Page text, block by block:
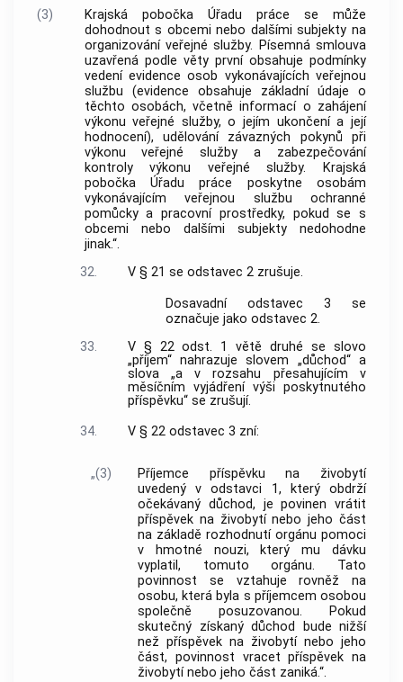
(3)
Krajská pobočka Úřadu práce se může
dohodnout s obcemi nebo dalšími subjekty na
organizování veřejné služby. Písemná smlouva
uzavřená podle věty první obsahuje podmínky
vedení evidence osob vykonávajících veřejnou
službu (evidence obsahuje základní údaje o
těchto osobách, včetně informací o zahájení
výkonu veřejné služby, o jejím ukončení a její
hodnocení), udělování závazných pokynů při
výkonu veřejné služby a zabezpečování
kontroly výkonu veřejné služby. Krajská
pobočka Úřadu práce poskytne osobám
vykonávajícím veřejnou službu ochranné
pomůcky a pracovní prostředky, pokud se s
obcemi nebo dalšími subjekty nedohodne
jinak.“.
32.
V § 21 se odstavec 2 zrušuje.
Dosavadní odstavec 3 se
označuje jako odstavec 2.
33.
V § 22 odst. 1 větě druhé se slovo
„příjem“ nahrazuje slovem „důchod“ a
slova „a v rozsahu přesahujícím v
měsíčním vyjádření výši poskytnutého
příspěvku“ se zrušují.
34.
V § 22 odstavec 3 zní:
„(3)
Příjemce příspěvku na živobytí
uvedený v odstavci 1, který obdrží
očekávaný důchod, je povinen vrátit
příspěvek na živobytí nebo jeho část
na základě rozhodnutí orgánu pomoci
v hmotné nouzi, který mu dávku
vyplatil, tomuto orgánu. Tato
povinnost se vztahuje rovněž na
osobu, která byla s příjemcem osobou
společně posuzovanou. Pokud
skutečný získaný důchod bude nižší
než příspěvek na živobytí nebo jeho
část, povinnost vracet příspěvek na
živobytí nebo jeho část zaniká.“.